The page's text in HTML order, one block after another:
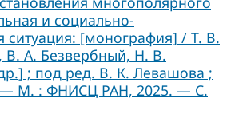
и социально-
ситуация: [монография] / Т. В.
В. А. Безвербный, Н. В.
; под ред. В. К. Левашова ;
М. : ФНИСЦ РАН, 2025. — С.